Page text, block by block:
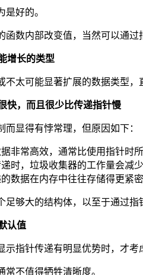
好的。
函数内部改变值，当然可以通过
增长的类型
不太可能显著扩展的数据类型，
快，而且很少比传递指针慢
显得有悖常理，但原因如下：
非常高效，通常比使用指针时
时，垃圾收集器的工作量会减
数据在内存中往往存储得更紧
足够大的结构体，以至于通过指
认值
示指针传递有明显优势时，才考
不值得牺牲清晰度。